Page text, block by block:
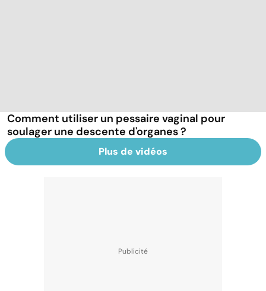
Comment utiliser un pessaire vaginal pour
soulager une descente d'organes ?
Plus de vidéos